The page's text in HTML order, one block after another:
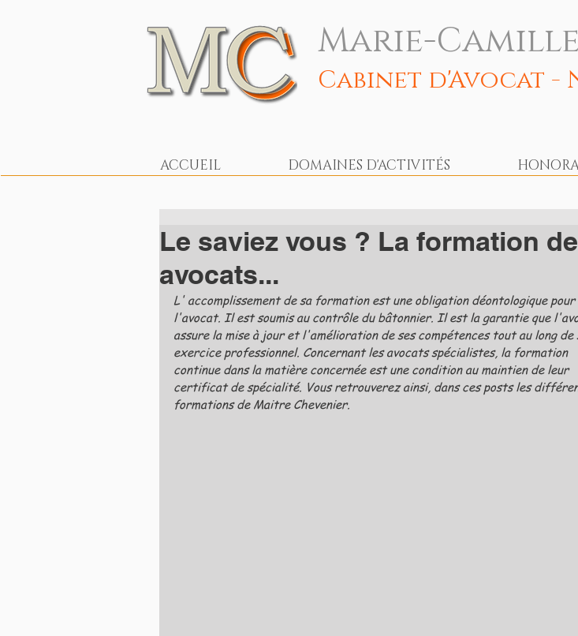
Marie-Camille
Cabinet d'Avocat -
ACCUEIL DOMAINES D'ACTIVITÉS
Le saviez vous ? La formation
avocats...
L' accomplissement de sa formation est une obligation déontologique pour
l'avocat. Il est soumis au contrôle du bâtonnier. Il est la garantie que
assure la mise à jour et l'amélioration de ses compétences tout au long de
exercice professionnel. Concernant les avocats spécialistes, la formation
continue dans la matière concernée est une condition au maintien de leur
certificat de spécialité. Vous retrouverez ainsi, dans ces posts les
formations de Maitre Chevenier.